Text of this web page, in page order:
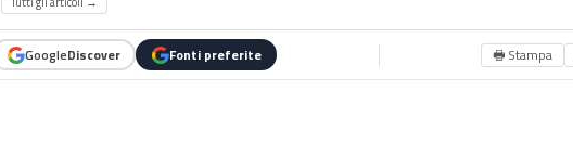
GoogleDiscover Fonti preferite 🖶 Stampa